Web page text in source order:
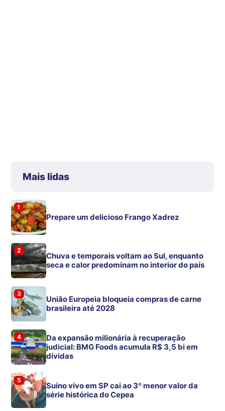
Mais lidas
1
Prepare um delicioso Frango Xadrez
2
Chuva e temporais voltam ao Sul, enquanto
seca e calor predominam no interior do país
3
União Europeia bloqueia compras de carne
brasileira até 2028
4
Da expansão milionária à recuperação
judicial: BMG Foods acumula R$ 3,5 bi em
dívidas
5
Suíno vivo em SP cai ao 3º menor valor da
série histórica do Cepea